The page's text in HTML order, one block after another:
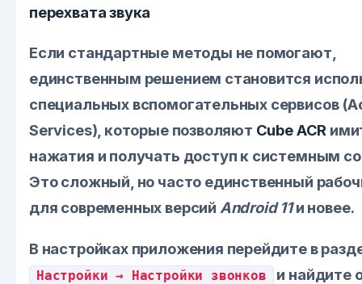
перехвата звука
Если стандартные методы не помогают,
единственным решением становится
специальных вспомогательных сервисов
Services), которые позволяют Cube ACR
нажатия и получать доступ к системным
Это сложный, но часто единственный
для современных версий Android 11и новее.
В настройках приложения перейдите в
Настройки → Настройки звонков
и найдите